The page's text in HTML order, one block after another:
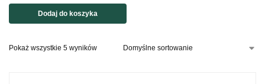
Dodaj do koszyka
Pokaż wszystkie 5 wyników